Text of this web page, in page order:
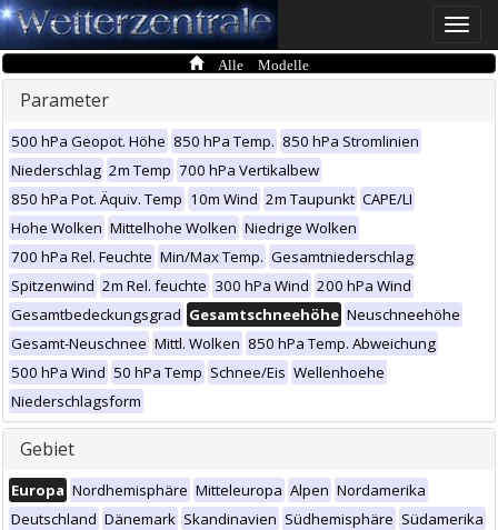
Toggle
Alle Modelle
Parameter
500 hPa Geopot. Höhe 850 hPa Temp. 850 hPa Stromlinien
Niederschlag 2m Temp 700 hPa Vertikalbew
850 hPa Pot. Äquiv. Temp 10m Wind 2m Taupunkt CAPE/LI
Hohe Wolken Mittelhohe Wolken Niedrige Wolken
700 hPa Rel. Feuchte Min/Max Temp. Gesamtniederschlag
Spitzenwind 2m Rel. feuchte 300 hPa Wind 200 hPa Wind
Gesamtbedeckungsgrad Gesamtschneehöhe Neuschneehöhe
Gesamt-Neuschnee Mittl. Wolken 850 hPa Temp. Abweichung
500 hPa Wind 50 hPa Temp Schnee/Eis Wellenhoehe
Niederschlagsform
Gebiet
Europa Nordhemisphäre Mitteleuropa Alpen Nordamerika
Deutschland Dänemark Skandinavien Südhemisphäre Südamerika